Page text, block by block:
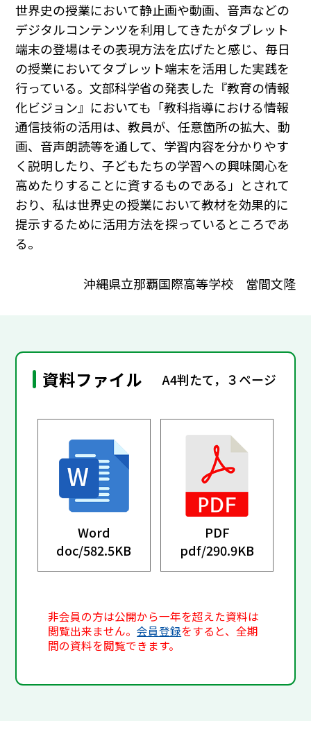
世界史の授業において静止画や動画、音声などの
デジタルコンテンツを利用してきたがタブレット
端末の登場はその表現方法を広げたと感じ、毎日
の授業においてタブレット端末を活用した実践を
行っている。文部科学省の発表した『教育の情報
化ビジョン』においても「教科指導における情報
通信技術の活用は、教員が、任意箇所の拡大、動
画、音声朗読等を通して、学習内容を分かりやす
く説明したり、子どもたちの学習への興味関心を
高めたりすることに資するものである」とされて
おり、私は世界史の授業において教材を効果的に
提示するために活用方法を探っているところであ
る。
沖縄県立那覇国際高等学校 當間文隆
資料ファイル A4判たて，３ページ
Word
doc/582.5KB
PDF
pdf/290.9KB
非会員の方は公開から一年を超えた資料は
閲覧出来ません。会員登録をすると、全期
間の資料を閲覧できます。